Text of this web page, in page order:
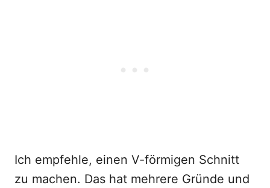
Ich empfehle, einen V-förmigen Schnitt
zu machen. Das hat mehrere Gründe und